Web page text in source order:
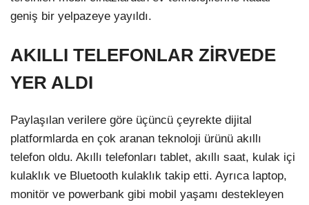
geniş bir yelpazeye yayıldı.
AKILLI TELEFONLAR ZİRVEDE
YER ALDI
Paylaşılan verilere göre üçüncü çeyrekte dijital
platformlarda en çok aranan teknoloji ürünü akıllı
telefon oldu. Akıllı telefonları tablet, akıllı saat, kulak içi
kulaklık ve Bluetooth kulaklık takip etti. Ayrıca laptop,
monitör ve powerbank gibi mobil yaşamı destekleyen